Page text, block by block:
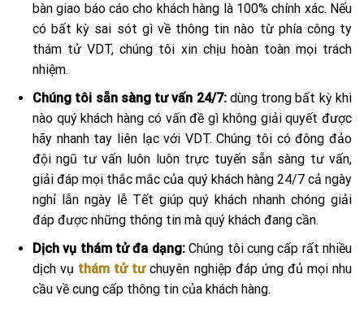
bàn giao báo cáo cho khách hàng là 100% chính xác. Nếu
có bất kỳ sai sót gì về thông tin nào từ phía công ty
thám tử VDT, chúng tôi xin chịu hoàn toàn mọi trách
nhiệm.
Chúng tôi sẵn sàng tư vấn 24/7: dùng trong bất kỳ khi
nào quý khách hàng có vấn đề gì không giải quyết được
hãy nhanh tay liên lạc với VDT. Chúng tôi có đông đảo
đội ngũ tư vấn luôn luôn trực tuyến sẵn sàng tư vấn,
giải đáp mọi thắc mắc của quý khách hàng 24/7 cả ngày
nghỉ lẫn ngày lễ Tết giúp quý khách nhanh chóng giải
đáp được những thông tin mà quý khách đang cần.
Dịch vụ thám tử đa dạng:Chúng tôi cung cấp rất nhiều
dịch vụ thám tử tưchuyên nghiệp đáp ứng đủ mọi nhu
cầu về cung cấp thông tin của khách hàng.